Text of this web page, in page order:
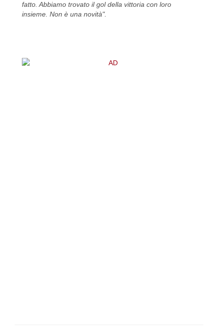
fatto. Abbiamo trovato il gol della vittoria con loro
insieme. Non è una novità".